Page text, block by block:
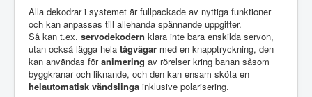
Alla dekodrar i systemet är fullpackade av nyttiga funktioner
och kan anpassas till allehanda spännande uppgifter.
Så kan t.ex. servodekodern klara inte bara enskilda servon,
utan också lägga hela tågvägar med en knapptryckning, den
kan användas föranimering av rörelser kring banan såsom
byggkranar och liknande, och den kan ensam sköta en
helautomatisk vändslinga inklusive polarisering.